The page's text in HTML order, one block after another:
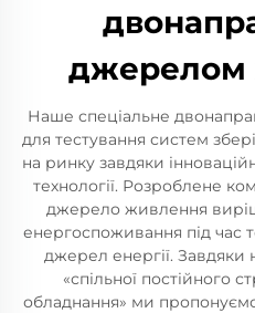
джерелом
Наше спеціальне
для тестування систем
на ринку завдяки
технології. Розроблене
джерело живлення
енергоспоживання під час
джерел енергії. Завдяки
«спільної постійного
обладнання» ми